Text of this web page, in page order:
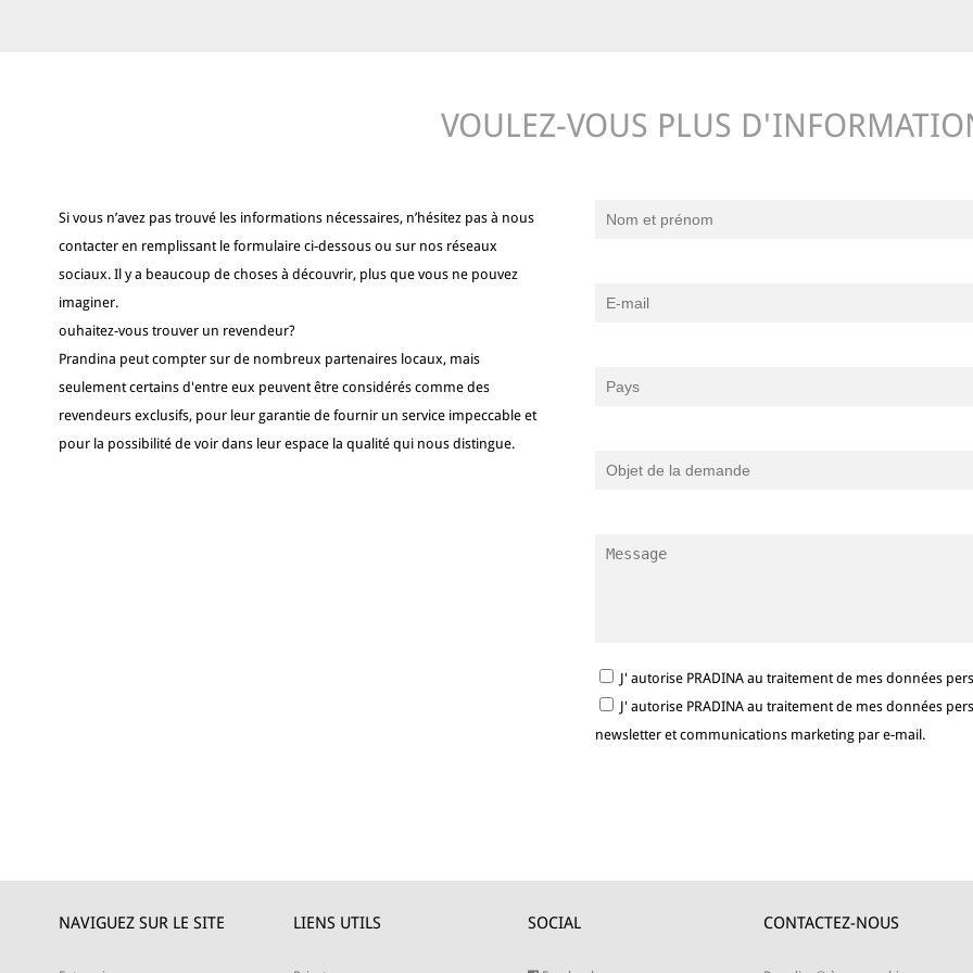
VOULEZ-VOUS PLUS
J' autorise PRADINA au traitement de mes données
J' autorise PRADINA au traitement de mes données
newsletter et communications marketing par e-mail.
Si vous n’avez pas trouvé les informations nécessaires, n’hésitez pas à nous
contacter en remplissant le formulaire ci-dessous ou sur nos réseaux
sociaux. Il y a beaucoup de choses à découvrir, plus que vous ne pouvez
imaginer.
ouhaitez-vous trouver un revendeur?
Prandina peut compter sur de nombreux partenaires locaux, mais
seulement certains d'entre eux peuvent être considérés comme des
revendeurs exclusifs, pour leur garantie de fournir un service impeccable et
pour la possibilité de voir dans leur espace la qualité qui nous distingue.
NAVIGUEZ SUR LE SITE LIENS UTILS SOCIAL CONTACTEZ-NOUS